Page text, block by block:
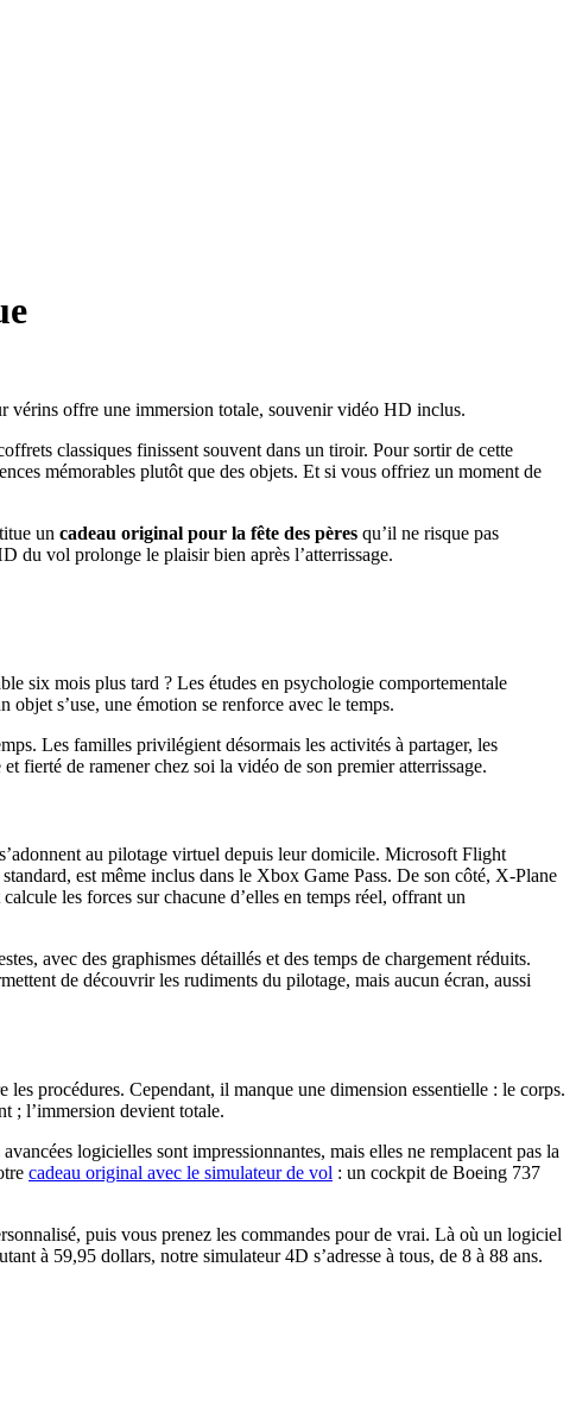
vérins offre une immersion totale, souvenir vidéo HD inclus.
classiques finissent souvent dans un tiroir. Pour sortir de cette
mémorables plutôt que des objets. Et si vous offriez un moment de
un cadeau original pour la fête des pères qu’il ne risque pas
du vol prolonge le plaisir bien après l’atterrissage.
six mois plus tard ? Les études en psychologie comportementale
s’use, une émotion se renforce avec le temps.
Les familles privilégient désormais les activités à partager, les
fierté de ramener chez soi la vidéo de son premier atterrissage.
au pilotage virtuel depuis leur domicile. Microsoft Flight
est même inclus dans le Xbox Game Pass. De son côté, X-Plane
les forces sur chacune d’elles en temps réel, offrant un
avec des graphismes détaillés et des temps de chargement réduits.
de découvrir les rudiments du pilotage, mais aucun écran, aussi
procédures. Cependant, il manque une dimension essentielle : le corps.
; l’immersion devient totale.
logicielles sont impressionnantes, mais elles ne remplacent pas la
cadeau original avec le simulateur de vol : un cockpit de Boeing 737
puis vous prenez les commandes pour de vrai. Là où un logiciel
à 59,95 dollars, notre simulateur 4D s’adresse à tous, de 8 à 88 ans.